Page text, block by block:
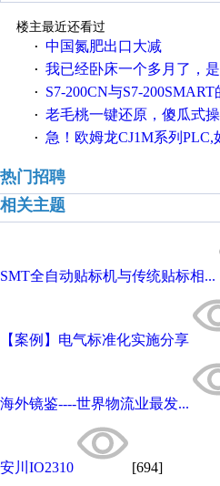
楼主最近还看过
· 中国氮肥出口大减
· 我已经卧床一个多月了，是出去安装机械手在高速遭遇车祸所致:大家工作
· S7-200CN与S7-200SMART
· 老毛桃一键还原，傻瓜式操作一键轻松备份还原；程序为向导式安装，一键即可实现自动
· 急！欧姆龙CJ1M系列PLC,如何用时间控制变频器。要求时间在组态王中可以自由输入
热门招聘
相关主题
SMT全自动贴标机与传统贴标相...
【案例】电气标准化实施分享
海外镜鉴----世界物流业最发...
安川IO2310 [694]